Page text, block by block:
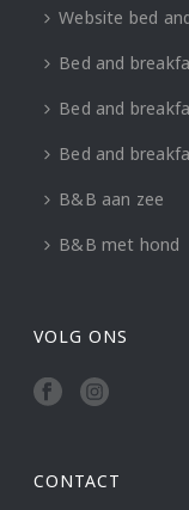
Website bed
Bed and
Bed and
Bed and
B&B aan zee
B&B met hond
VOLG ONS
CONTACT